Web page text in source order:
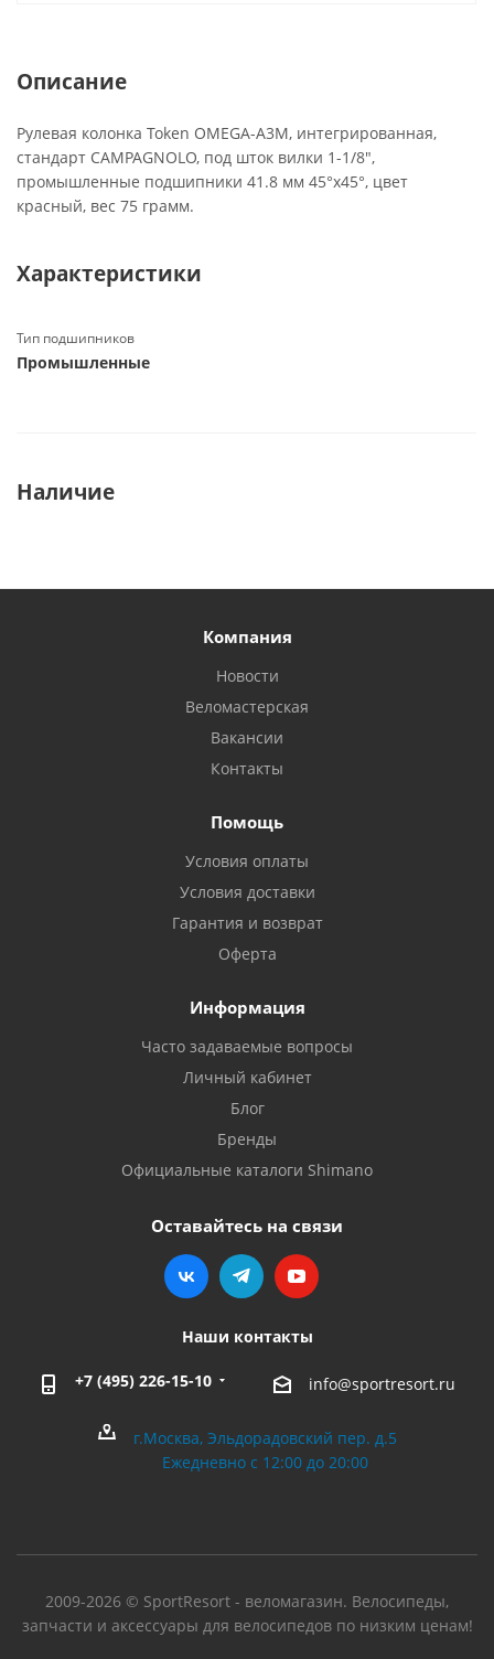
Описание
Рулевая колонка Token OMEGA-A3M, интегрированная,
стандарт CAMPAGNOLO, под шток вилки 1-1/8",
промышленные подшипники 41.8 мм 45°х45°, цвет
красный, вес 75 грамм.
Характеристики
Тип подшипников
Промышленные
Наличие
Компания
Новости
Веломастерская
Вакансии
Контакты
Помощь
Условия оплаты
Условия доставки
Гарантия и возврат
Оферта
Информация
Часто задаваемые вопросы
Личный кабинет
Блог
Бренды
Официальные каталоги Shimano
Оставайтесь на связи
Наши контакты
+7 (495) 226-15-10 info@sportresort.ru
г.Москва, Эльдорадовский пер. д.5
Ежедневно с 12:00 до 20:00
2009-2026 © SportResort - веломагазин. Велосипеды,
запчасти и аксессуары для велосипедов по низким ценам!